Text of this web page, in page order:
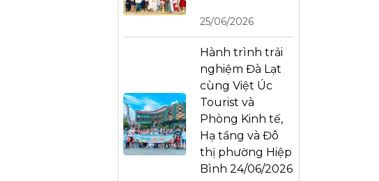
25/06/2026
Hành trình trải
nghiệm Đà Lạt
cùng Việt Úc
Tourist và
Phòng Kinh tế,
Hạ tầng và Đô
thị phường Hiệp
Bình 24/06/2026